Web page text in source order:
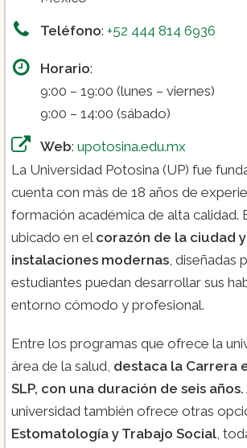
Teléfono: +52 444 814 6936
Horario:
9:00 – 19:00 (lunes – viernes)
9:00 – 14:00 (sábado)
Web: upotosina.edu.mx
La Universidad Potosina (UP) fue
cuenta con más de 18 años de
formación académica de alta calidad.
ubicado en el corazón de la ciudad
instalaciones modernas, diseñadas
estudiantes puedan desarrollar sus
entorno cómodo y profesional.
Entre los programas que ofrece la
área de la salud, destaca la Carrera
SLP, con una duración de seis años.
universidad también ofrece otras
Estomatología y Trabajo Social,